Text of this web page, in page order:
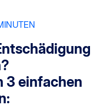
3 einfachen